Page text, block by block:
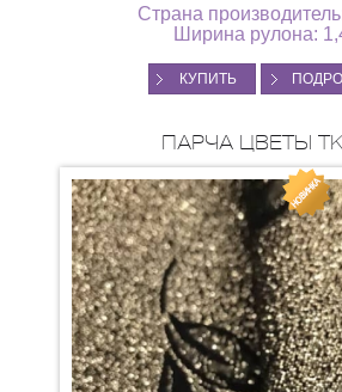
Страна
Ширина рулона:
КУПИТЬ
ПАРЧА ЦВЕТЫ